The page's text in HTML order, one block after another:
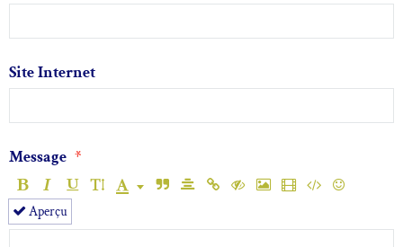
Site Internet
Message
Aperçu